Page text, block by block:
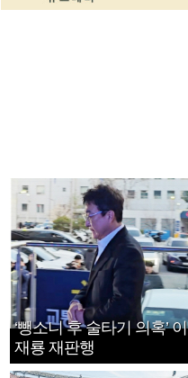
‘뺑소니 후 술타기 의혹’ 이
재룡 재판행